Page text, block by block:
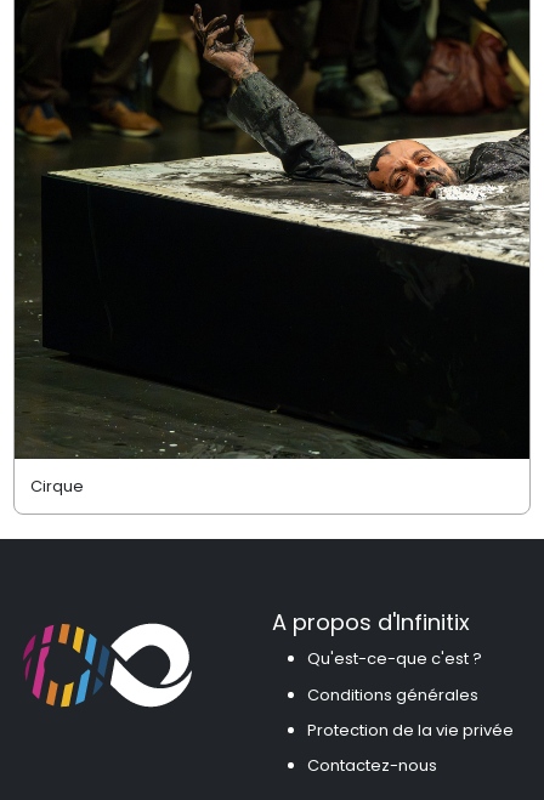
Cirque
A propos d'Infinitix
Qu'est-ce-que c'est ?
Conditions générales
Protection de la vie privée
Contactez-nous